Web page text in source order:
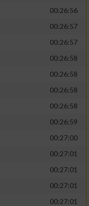
00:26:56
00:26:57
00:26:57
00:26:58
00:26:58
00:26:58
00:26:58
00:26:59
00:27:00
00:27:01
00:27:01
00:27:01
00:27:01